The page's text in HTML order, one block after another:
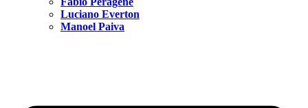
Luciano Everton
Manoel Paiva